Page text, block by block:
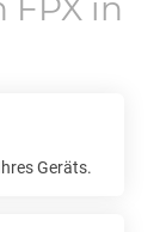
FPXin
Geräts.